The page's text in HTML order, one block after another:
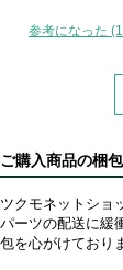
参考になった
ご購入商品の梱
ツクモネットショ
パーツの配送に緩
包を心がけており